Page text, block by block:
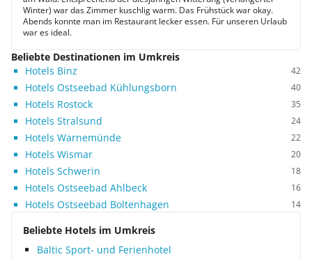
Winter) war das Zimmer kuschlig warm. Das Frühstück war okay.
Abends konnte man im Restaurant lecker essen. Für unseren Urlaub
war es ideal.
Beliebte Destinationen im Umkreis
Hotels Binz
42
Hotels Ostseebad Kühlungsborn 40
Hotels Rostock 35
Hotels Stralsund 24
Hotels Warnemünde 22
Hotels Wismar 20
Hotels Schwerin 18
Hotels Ostseebad Ahlbeck 16
Hotels Ostseebad Boltenhagen 14
Beliebte Hotels im Umkreis
Baltic Sport- und Ferienhotel